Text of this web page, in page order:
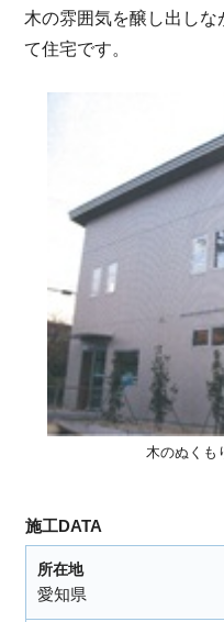
木の雰囲気を醸し出し
て住宅です。
木のぬくも
施工DATA
所在地
愛知県